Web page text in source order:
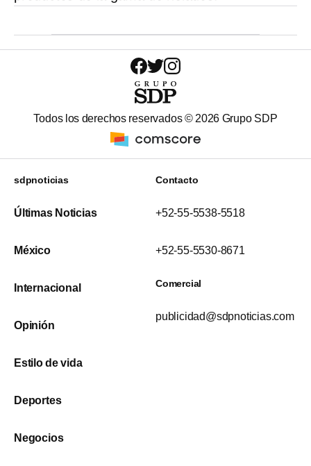
Todos los derechos reservados © 2026 Grupo SDP
sdpnoticias
Últimas Noticias
México
Internacional
Opinión
Estilo de vida
Deportes
Negocios
Contacto
+52-55-5538-5518
+52-55-5530-8671
Comercial
publicidad@sdpnoticias.com